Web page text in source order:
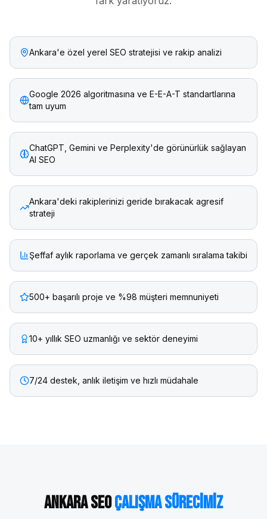
Ankara'e özel yerel SEO stratejisi ve rakip analizi
Google 2026 algoritmasına ve E-E-A-T standartlarına
tam uyum
ChatGPT, Gemini ve Perplexity'de görünürlük sağlayan
AI SEO
Ankara'deki rakiplerinizi geride bırakacak agresif
strateji
Şeffaf aylık raporlama ve gerçek zamanlı sıralama takibi
500+ başarılı proje ve %98 müşteri memnuniyeti
10+ yıllık SEO uzmanlığı ve sektör deneyimi
7/24 destek, anlık iletişim ve hızlı müdahale
AnkaraSEOÇalışma Sürecimiz